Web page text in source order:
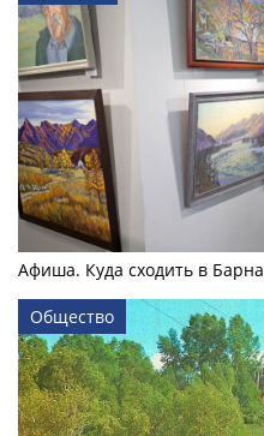
Афиша. Куда сходить в
Общество